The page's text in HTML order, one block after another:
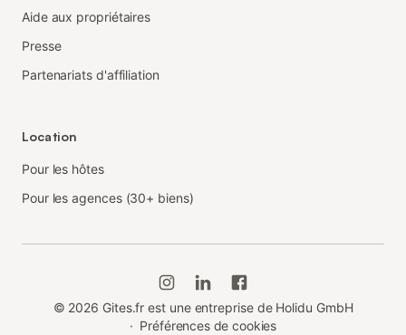
Aide aux propriétaires
Presse
Partenariats d'affiliation
Location
Pour les hôtes
Pour les agences (30+ biens)
© 2026 Gites.fr est une entreprise de Holidu GmbH
· Préférences de cookies